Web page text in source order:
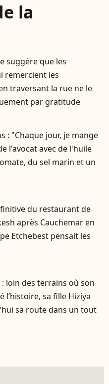
la
suggère que les
remercient les
traversant la rue ne le
par gratitude
: "Chaque jour, je mange
l'avocat avec de l'huile
du sel marin et un
du restaurant de
après Cauchemar en
Etchebest pensait les
: loin des terrains où son
l’histoire, sa fille Hiziya
sa route dans un tout